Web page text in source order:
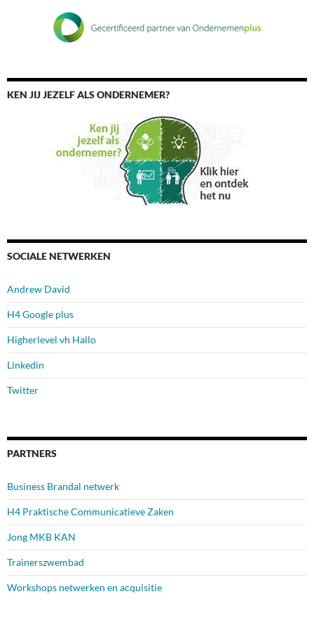
KEN JIJ JEZELF ALS ONDERNEMER?
SOCIALE NETWERKEN
Andrew David
H4 Google plus
Higherlevel vh Hallo
Linkedin
Twitter
PARTNERS
Business Brandal netwerk
H4 Praktische Communicatieve Zaken
Jong MKB KAN
Trainerszwembad
Workshops netwerken en acquisitie